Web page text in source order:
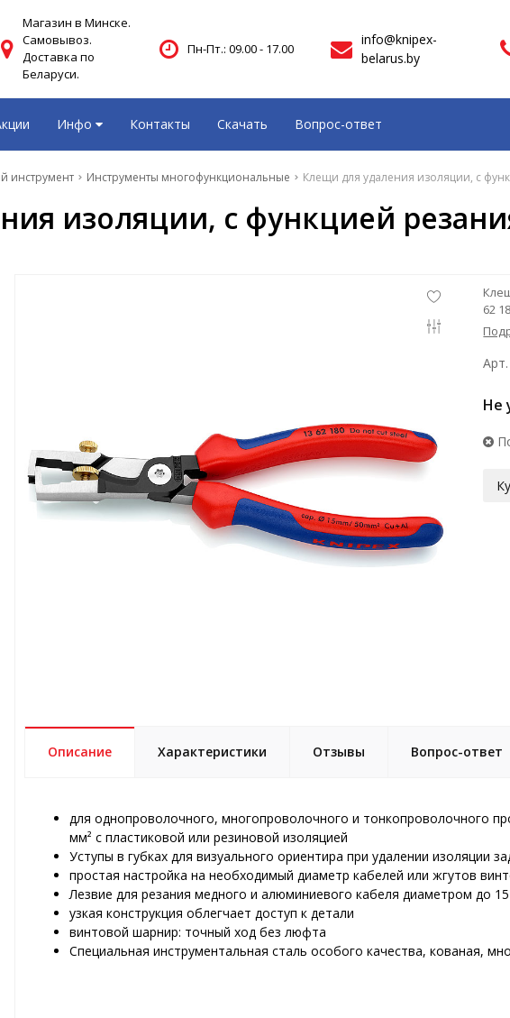
Магазин в Минске.
Самовывоз.
Доставка по
Беларуси.
Пн-Пт.: 09.00 - 17.00
info@knipex-
belarus.by
Инфо Контакты Скачать Вопрос-ответ
инструмент Инструменты многофункциональные Клещи для удаления изоляции, с
изоляции, с функцией
62
Не
Описание Характеристики Отзывы Вопрос-ответ
для однопроволочного, многопроволочного и тонкопроволочного
мм² с пластиковой или резиновой изоляцией
Уступы в губках для визуального ориентира при удалении изоляции
простая настройка на необходимый диаметр кабелей или жгутов
Лезвие для резания медного и алюминиевого кабеля диаметром до
узкая конструкция облегчает доступ к детали
винтовой шарнир: точный ход без люфта
Специальная инструментальная сталь особого качества, кованая,